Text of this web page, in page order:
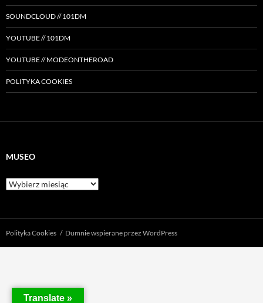
SOUNDCLOUD // 101DM
YOUTUBE // 101DM
YOUTUBE // MODEONTHEROAD
POLITYKA COOKIES
MUSEO
Museo
Polityka Cookies Dumnie wspierane przez WordPress
Translate »